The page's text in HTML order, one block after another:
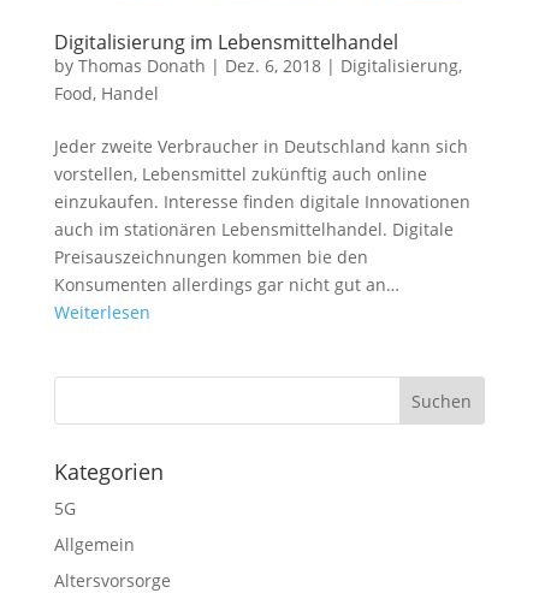
Digitalisierung im Lebensmittelhandel
by Thomas Donath | Dez. 6, 2018| Digitalisierung,
Food, Handel
Jeder zweite Verbraucher in Deutschland kann sich
vorstellen, Lebensmittel zukünftig auch online
einzukaufen. Interesse finden digitale Innovationen
auch im stationären Lebensmittelhandel. Digitale
Preisauszeichnungen kommen bie den
Konsumenten allerdings gar nicht gut an…
Weiterlesen
Kategorien
5G
Allgemein
Altersvorsorge